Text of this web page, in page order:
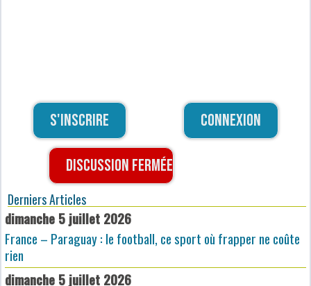
S'inscrire Connexion
Discussion fermée
Derniers Articles
dimanche 5 juillet 2026
France – Paraguay : le football, ce sport où frapper ne coûte
rien
dimanche 5 juillet 2026